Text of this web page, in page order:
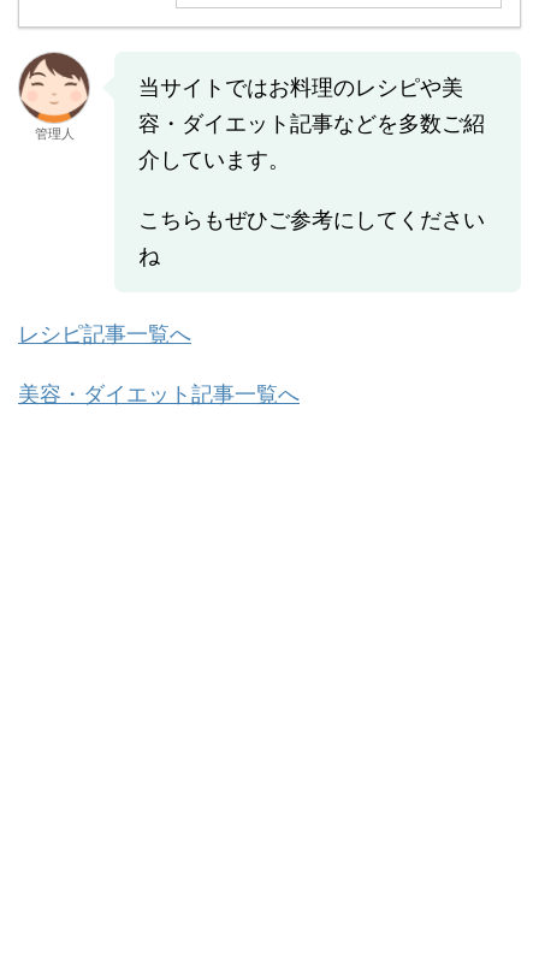
管理人
当サイトではお料理のレシピや美
容・ダイエット記事などを多数ご紹
介しています。
こちらもぜひご参考にしてください
ね
レシピ記事一覧へ
美容・ダイエット記事一覧へ